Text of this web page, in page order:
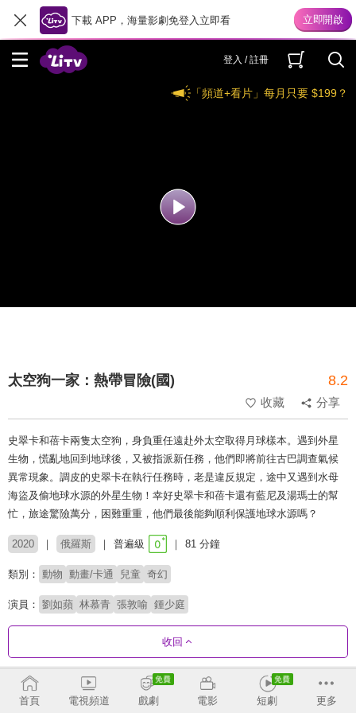
下載 APP，海量影劇免登入立即看
登入 / 註冊
「頻道+看片」每月只要 $199？
太空狗一家：熱帶冒險(國) 8.2
收藏 分享
史翠卡和蓓卡兩隻太空狗，身負重任遠赴外太空取得月球樣本。遇到外星
生物，慌亂地回到地球後，又被指派新任務，他們即將前往古巴調查氣候
異常現象。調皮的史翠卡在執行任務時，老是違反規定，途中又遇到水母
海盜及偷地球水源的外星生物！幸好史翠卡和蓓卡還有藍尼及湯瑪士的幫
忙，旅途驚險萬分，困難重重，他們最後能夠順利保護地球水源嗎？
2020 俄羅斯 普遍級 81 分鐘
類別： 動物 動畫/卡通 兒童 奇幻
演員： 劉如蘋 林慕青 張敦喻 鍾少庭
收回
推薦影片
首頁 電視頻道 戲劇 電影 短劇 更多